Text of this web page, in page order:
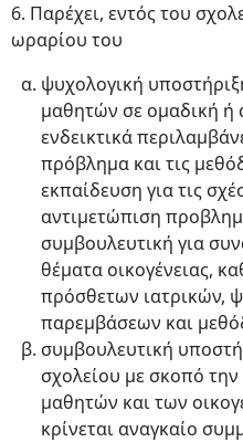
6. Παρέχει, εντός του
ωραρίου του
ψυχολογική
μαθητών σε ομαδική ή
ενδεικτικά
πρόβλημα και τις
εκπαίδευση για τις
αντιμετώπιση
συμβουλευτική για
θέματα οικογένειας,
πρόσθετων ιατρικών,
παρεμβάσεων και
συμβουλευτική
σχολείου με σκοπό
μαθητών και των
κρίνεται αναγκαίο